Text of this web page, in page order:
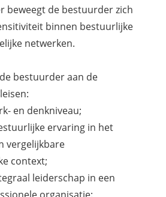
beweegt de bestuurder zich
binnen bestuurlijke
netwerken.
bestuurder aan de
en denkniveau;
ervaring in het
vergelijkbare
context;
leiderschap in een